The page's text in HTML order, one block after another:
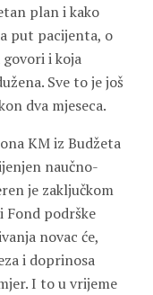
plan i kako
put pacijenta, o
i koja
Sve to je još
dva mjeseca.
KM iz Budžeta
naučno-
je zaključkom
Fond podrške
novac će,
i doprinosa
I to u vrijeme